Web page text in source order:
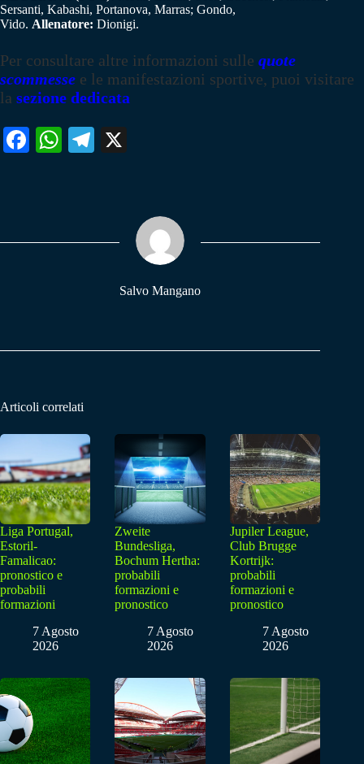
Sersanti, Kabashi, Portanova, Marras; Gondo,
Vido. Allenatore: Dionigi.
Per consultare altre informazioni sulle quote
scommesse e le manifestazioni sportive, puoi visitare
la sezione dedicata
Fa W
pp
Te
m
Salvo Mangano
Articoli correlati
Liga Portugal,
Estoril-
Famalicao:
pronostico e
probabili
formazioni
7 Agosto
2026
Zweite
Bundesliga,
Bochum Hertha:
probabili
formazioni e
pronostico
7 Agosto
2026
Jupiler League,
Club Brugge
Kortrijk:
probabili
formazioni e
pronostico
7 Agosto
2026